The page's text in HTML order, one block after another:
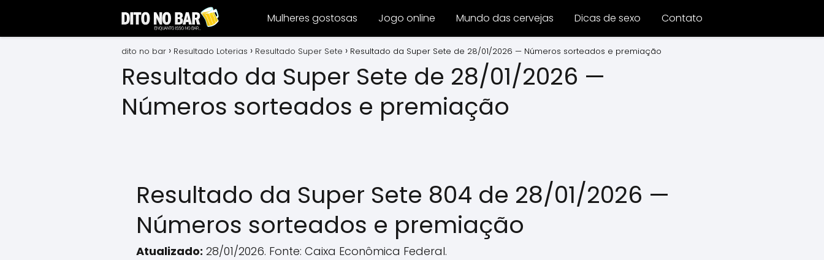
Mulheres gostosas Jogo online Mundo das cervejas Dicas de sexo Contato
dito no bar Resultado Loterias Resultado Super Sete Resultado da Super Sete de 28/01/2026 — Números sorteados e premiação
Resultado da Super Sete de 28/01/2026 —
Números sorteados e premiação
Resultado da Super Sete 804 de 28/01/2026 —
Números sorteados e premiação
Atualizado: 28/01/2026. Fonte: Caixa Econômica Federal.